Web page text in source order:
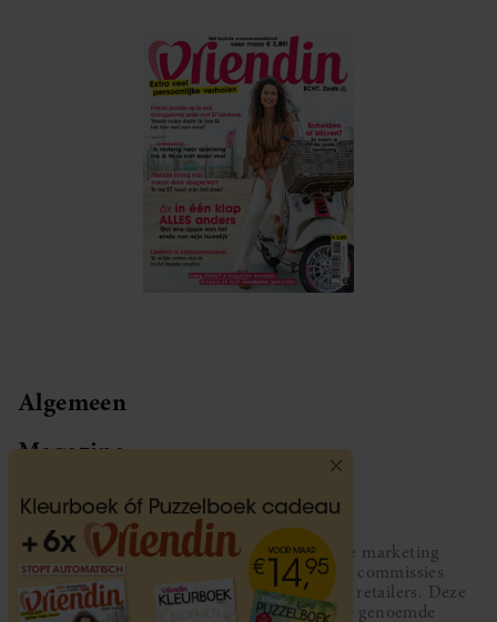
Algemeen
Magazine
Service
Vriendin participeert in diverse affiliate marketing
programma’s, dat houdt in dat Vriendin commissies
ontvangt voor aankopen middels links van retailers. Deze
website wordt niet gesponsord door de genoemde